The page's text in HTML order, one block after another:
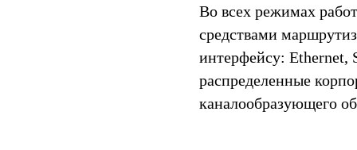
Во всех режимах
средствами
интерфейсу: Ethernet,
распределенные
каналообразующего